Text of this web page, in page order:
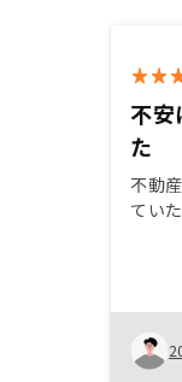
不安
た
不動
ていた